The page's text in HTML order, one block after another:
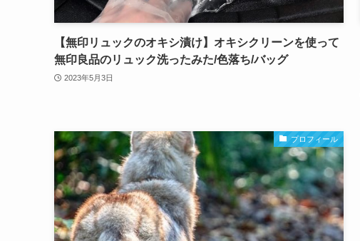
【無印リュックのオキシ漬け】オキシクリーンを使って
無印良品のリュック洗ったみた/色落ち/バッグ
2023年5月3日
プロフィール